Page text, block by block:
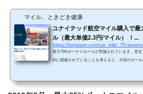
マイル、ときどき健康
ユナイテッド航空マイル購入で
ル（最大単価2.3円/マイル） ！...
https://hetatare.com/ua_mile_75-
最大75%ボーナスセールが実施されています。直
的に開催されていることを考えると、今回のセー
d/united_landing_page/#/ja-JP 昨年8月に最大100%